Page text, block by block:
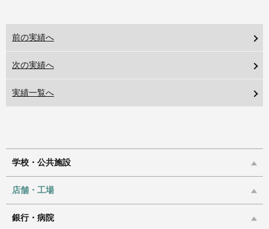
前の実績へ
次の実績へ
実績一覧へ
学校・公共施設
店舗・工場
銀行・病院